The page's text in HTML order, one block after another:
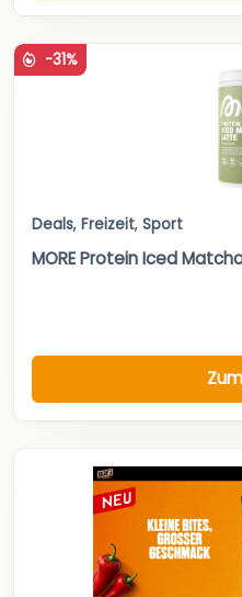
-31%
Deals, Freizeit, Sport
MORE Protein Iced